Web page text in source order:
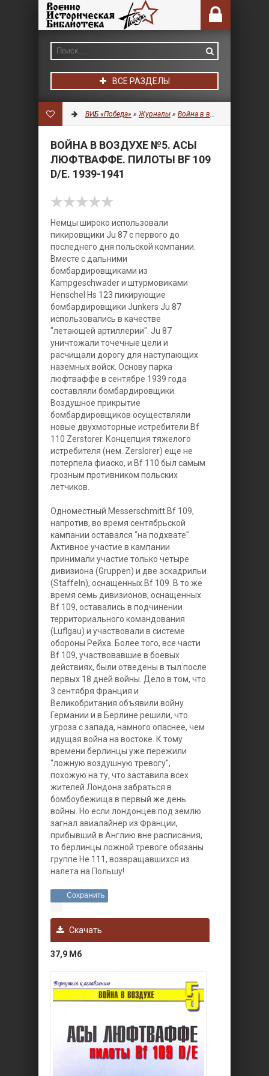
ВСЕ РАЗДЕЛЫ
ВИБ «Победа» »Журналы » Война в воздухе
ВОЙНА В ВОЗДУХЕ №5. АСЫ
ЛЮФТВАФФЕ. ПИЛОТЫ BF 109
D/E. 1939-1941
Немцы широко использовали
пикировщики Ju 87 с первого до
последнего дня польской компании.
Вместе с дальними
бомбардировщиками из
Kampgeschwader и штурмовиками
Henschel Hs 123 пикирующие
бомбардировщики Junkers Ju 87
использовались в качестве
"летающей артиллерии". Ju 87
уничтожали точечные цели и
расчищали дорогу для наступающих
наземных войск. Основу парка
люфтваффе в сентябре 1939 года
составляли бомбардировщики.
Воздушное прикрытие
бомбардировщиков осуществляли
новые двухмоторные истребители Bf
110 Zerstorer. Концепция тяжелого
истребителя (нем. Zerslorer) еще не
потерпела фиаско, и Bf 110 был самым
грозным противником польских
летчиков.
Одноместный Messerschmitt Bf 109,
напротив, во время сентябрьской
кампании оставался "на подхвате".
Активное участие в кампании
принимали участие только четыре
дивизиона (Gruppen) и две эскадрильи
(Staffeln), оснащенных Bf 109. В то же
время семь дивизионов, оснащенных
Bf 109, оставались в подчинении
территориального командования
(Luflgau) и участвовали в системе
обороны Рейха. Более того, все части
Bf 109, участвовавшие в боевых
действиях, были отведены в тыл после
первых 18 дней войны. Дело в том, что
3 сентября Франция и
Великобритания объявили войну
Германии и в Берлине решили, что
угроза с запада, намного опаснее, чем
идущая война на востоке. К тому
времени берлинцы уже пережили
"ложную воздушную тревогу",
похожую на ту, что заставила всех
жителей Лондона забраться в
бомбоубежища в первый же день
войны. Но если лондонцев под землю
загнал авиалайнер из Франции,
прибывший в Англию вне расписания,
то берлинцы ложной тревоге обязаны
группе Не 111, возвращавшихся из
налета на Польшу!
Сохранить
Скачать
37,9 Мб